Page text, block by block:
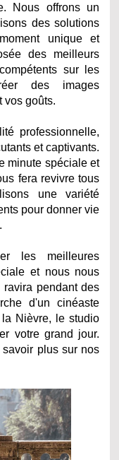
Nous offrons un
des solutions
unique et
des meilleurs
sur les
des images
vos goûts.
professionnelle,
et captivants.
minute spéciale et
fera revivre tous
une variété
pour donner vie
les meilleures
et nous nous
pendant des
d'un cinéaste
Nièvre, le studio
votre grand jour.
plus sur nos